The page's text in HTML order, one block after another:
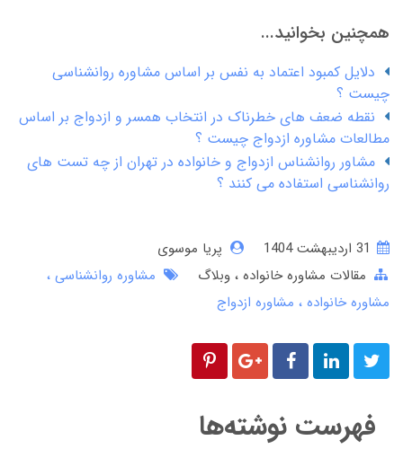
همچنین بخوانید...
دلایل کمبود اعتماد به نفس بر اساس مشاوره روانشناسی
چیست ؟
نقطه ضعف های خطرناک در انتخاب همسر و ازدواج بر اساس
مطالعات مشاوره ازدواج چیست ؟
مشاور روانشناس ازدواج و خانواده در تهران از چه تست های
روانشناسی استفاده می کنند ؟
پریا موسوی
مقالات مشاوره خانواده وبلاگ
مشاوره روانشناسی
مشاوره خانواده
مشاوره ازدواج
فهرست نوشته‌ها